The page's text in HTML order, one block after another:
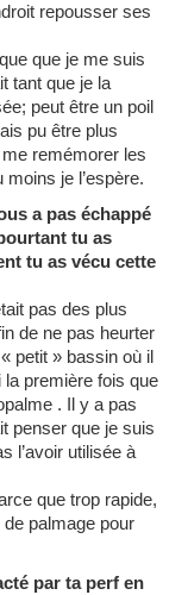
repousser ses
que je me suis
tant que je la
peut être un poil
pu être plus
remémorer les
je l’espère.
a pas échappé
tu as
tu as vécu cette
pas des plus
de ne pas heurter
petit » bassin où il
la première fois que
. Il y a pas
penser que je suis
l’avoir utilisée à
que trop rapide,
de palmage pour
par ta perf en